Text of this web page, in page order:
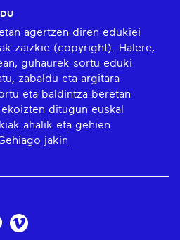
agertzen diren edukiei
zaizkie (copyright). Halere,
guhaurek sortu eduki
zabaldu eta argitara
eta baldintza beretan
ditugun euskal
ahalik eta gehien
jakin